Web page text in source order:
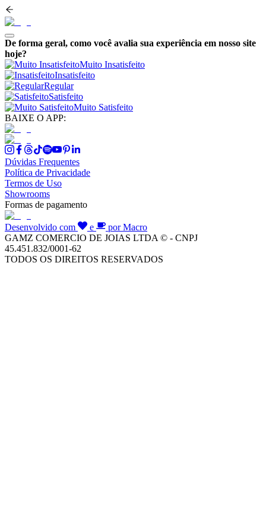
De forma geral, como você avalia sua experiência em nosso site
hoje?
Muito Insatisfeito
Insatisfeito
Regular
Satisfeito
Muito Satisfeito
BAIXE O APP:
Dúvidas Frequentes
Política de Privacidade
Termos de Uso
Showrooms
Formas de pagamento
Desenvolvido com e
por Macro
GAMZ COMERCIO DE JOIAS LTDA © - CNPJ
45.451.832/0001-62
TODOS OS DIREITOS RESERVADOS